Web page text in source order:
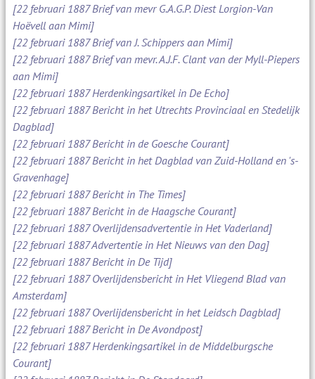
[22 februari 1887 Brief van mevr G.A.G.P. Diest Lorgion-Van
Hoëvell aan Mimi]
[22 februari 1887 Brief van J. Schippers aan Mimi]
[22 februari 1887 Brief van mevr. A.J.F. Clant van der Myll-Piepers
aan Mimi]
[22 februari 1887 Herdenkingsartikel in De Echo]
[22 februari 1887 Bericht in het Utrechts Provinciaal en Stedelijk
Dagblad]
[22 februari 1887 Bericht in de Goesche Courant]
[22 februari 1887 Bericht in het Dagblad van Zuid-Holland en 's-
Gravenhage]
[22 februari 1887 Bericht in The Times]
[22 februari 1887 Bericht in de Haagsche Courant]
[22 februari 1887 Overlijdensadvertentie in Het Vaderland]
[22 februari 1887 Advertentie in Het Nieuws van den Dag]
[22 februari 1887 Bericht in De Tijd]
[22 februari 1887 Overlijdensbericht in Het Vliegend Blad van
Amsterdam]
[22 februari 1887 Overlijdensbericht in het Leidsch Dagblad]
[22 februari 1887 Bericht in De Avondpost]
[22 februari 1887 Herdenkingsartikel in de Middelburgsche
Courant]